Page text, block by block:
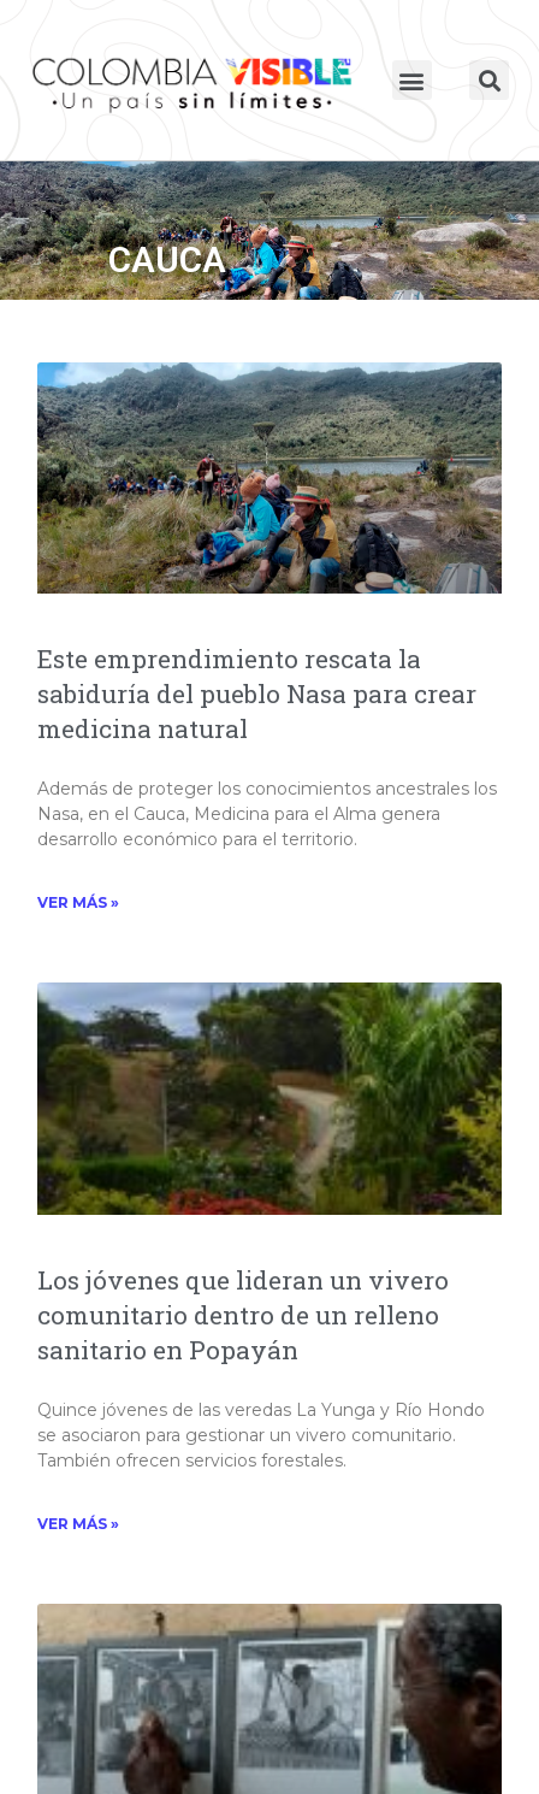
CAUCA
Este emprendimiento rescata la
sabiduría del pueblo Nasa para crear
medicina natural
Además de proteger los conocimientos ancestrales los
Nasa, en el Cauca, Medicina para el Alma genera
desarrollo económico para el territorio.
VER MÁS »
Los jóvenes que lideran un vivero
comunitario dentro de un relleno
sanitario en Popayán
Quince jóvenes de las veredas La Yunga y Río Hondo
se asociaron para gestionar un vivero comunitario.
También ofrecen servicios forestales.
VER MÁS »